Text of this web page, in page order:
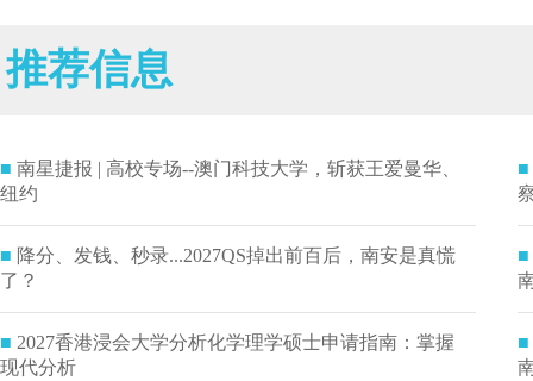
推荐信息
■ 南星捷报 | 高校专场--澳门科技大学，斩获王爱曼华、
纽约
■ 降分、发钱、秒录...2027QS掉出前百后，南安是真慌
了？
■ 2027香港浸会大学分析化学理学硕士申请指南：掌握
现代分析
■
■
■